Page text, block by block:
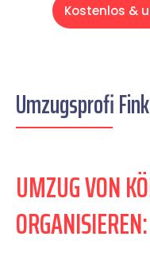
Kostenlos &
Umzugsprofi
UMZUG VON